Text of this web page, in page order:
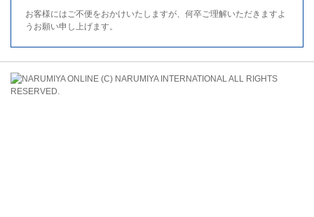
お客様にはご不便をおかけいたしますが、何卒ご理解いただきますよ
うお願い申し上げます。